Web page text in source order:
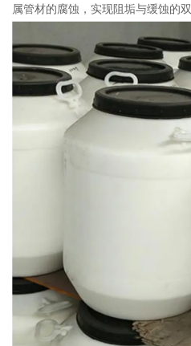
属管材的腐蚀，实现阻垢与缓蚀的双